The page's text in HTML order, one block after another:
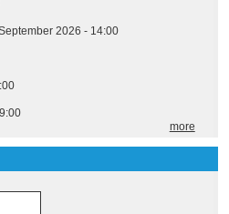
2026 - 14:00
more